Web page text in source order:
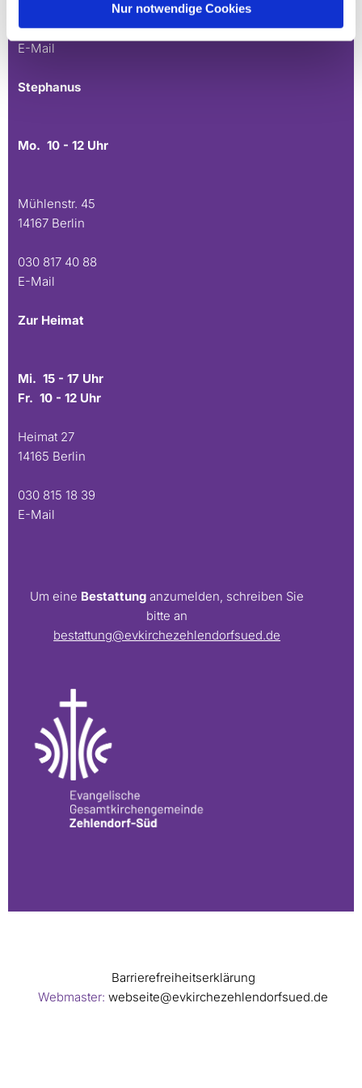
Nur notwendige Cookies
030 815 45 54
E-Mail
Stephanus
Mo. 10 - 12 Uhr
Mühlenstr. 45
14167 Berlin
030 817 40 88
E-Mail
Zur Heimat
Mi. 15 - 17 Uhr
Fr. 10 - 12 Uhr
Heimat 27
14165 Berlin
030 815 18 39
E-Mail
Um eine Bestattung anzumelden, schreiben Sie
bitte an
bestattung@evkirchezehlendorfsued.de
Barrierefreiheitserklärung
Webmaster: webseite@evkirchezehlendorfsued.de